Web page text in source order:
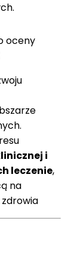
oceny
i
leczenie,
na
zdrowia